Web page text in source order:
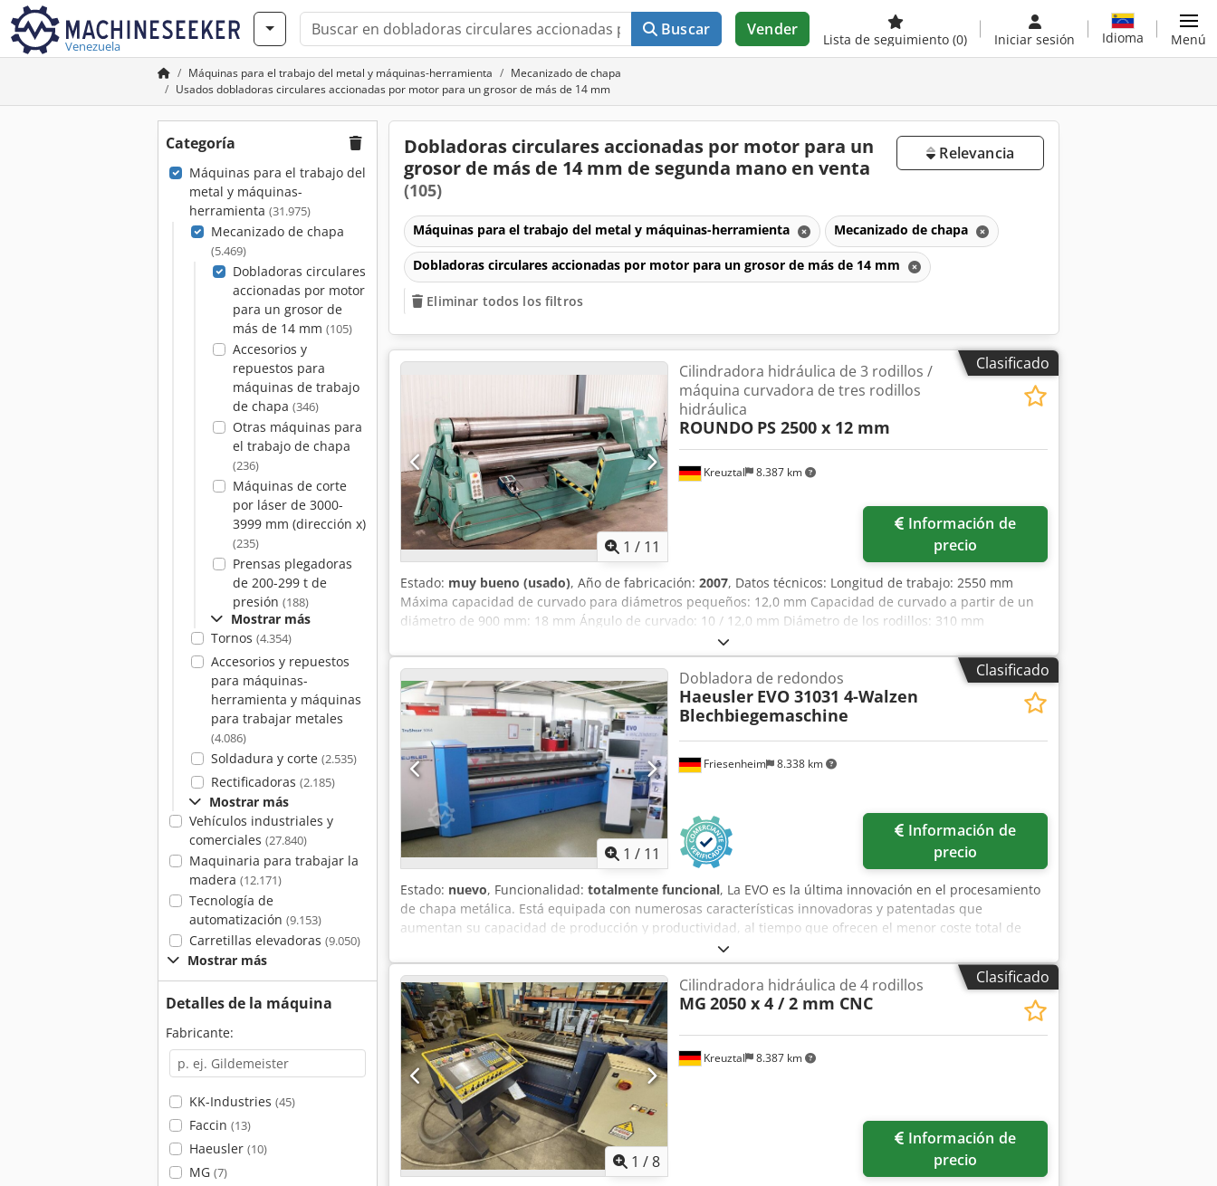
Venezuela
Buscar Vender
Lista de seguimiento (0) Iniciar sesión Idioma Menú
Máquinas para el trabajo del metal y máquinas-herramienta
Mecanizado de chapa
Usados dobladoras circulares accionadas por motor para un grosor de más de 14 mm
Categoría
Máquinas para el trabajo del
metal y máquinas-
herramienta (31.975)
Mecanizado de chapa
(5.469)
Dobladoras circulares
accionadas por motor
para un grosor de
más de 14 mm (105)
Accesorios y
repuestos para
máquinas de trabajo
de chapa (346)
Otras máquinas para
el trabajo de chapa
(236)
Máquinas de corte
por láser de 3000-
3999 mm (dirección x)
(235)
Prensas plegadoras
de 200-299 t de
presión (188)
Mostrar más
Tornos (4.354)
Accesorios y repuestos
para máquinas-
herramienta y máquinas
para trabajar metales
(4.086)
Soldadura y corte (2.535)
Rectificadoras (2.185)
Mostrar más
Vehículos industriales y
comerciales (27.840)
Maquinaria para trabajar la
madera (12.171)
Tecnología de
automatización (9.153)
Carretillas elevadoras (9.050)
Mostrar más
Detalles de la máquina
Fabricante:
KK-Industries (45)
Faccin (13)
Haeusler (10)
MG (7)
Dobladoras circulares accionadas por motor para un
grosor de más de 14 mm de segunda mano en venta
(105)
Relevancia
Máquinas para el trabajo del metal y máquinas-herramienta Mecanizado de chapa
Dobladoras circulares accionadas por motor para un grosor de más de 14 mm
Eliminar todos los filtros
Clasificado
1 / 11
Kreuztal 8.387 km
Cilindradora hidráulica de 3 rodillos /
máquina curvadora de tres rodillos
hidráulica
ROUNDO PS 2500 x 12 mm
precio
Estado: muy bueno (usado), Año de fabricación: 2007, Datos técnicos: Longitud de trabajo: 2550 mm
Máxima capacidad de curvado para diámetros pequeños: 12,0 mm Capacidad de curvado a partir de un
diámetro de 900 mm: 18 mm Ángulo de curvado: 10 / 12,0 mm Diámetro de los rodillos: 310 mm
Rodamiento basculante hidráulico Potencia de accionamiento: 11 kW Ayuda de curvado lateral Dispositivo
de sujeción de la chapa Pantalla digital Dimensiones (largo x ancho x alto): aprox. 4200 x 1500 x 1650 mm
Peso: aprox. 10 toneladas Estado: Dkjdpfxoztckie Apvjr En general, muy buen estado, con poco uso El
vendedor no se hace responsable de errores de escritura o de transmisión de datos. La máquina
presenta, en cuanto a apariencia, técnica y desgaste, características acordes a su antigüedad; las
máquinas usadas se venden sin garantía alguna.
Clasificado
1 / 11
Friesenheim 8.338 km
Dobladora de redondos
Haeusler EVO 31031 4-Walzen
Blechbiegemaschine
precio
Estado: nuevo, Funcionalidad: totalmente funcional, La EVO es la última innovación en el procesamiento
de chapa metálica. Está equipada con numerosas características innovadoras y patentadas que
aumentan su capacidad de producción y productividad, al tiempo que ofrecen el menor coste total de
propiedad. Destacan los componentes de alta calidad utilizados en esta máquina y la última versión del
sistema de control BENDtronic®, instalado de serie en todas las máquinas EVO. Disponible en stock:
HAEUSLER EVO 31031 Curvadora redonda de 4 rodillos / curvadora de rodillos Fabricante: Haeusler Tipo:
EVO 31031 Curvadora de 4 rodillos / Curvadora de rodillos Origen: Alemania / Suiza Año de construcción:
2024 Estado: NUEVA, máquina de exposición Disponibilidad: inmediata Rendimiento: Anchura de trabajo
3100 mm Dkedpfsxwmb Hjx Apver Capacidad de curvado redondo 14 mm Capacidad de curvado 12 mm
¿No encuentra la máquina adecuada? Como representante de Haeusler, podemos componer y ofrecerle la
máquina deseada según sus necesidades. No dude en ponerse en contacto con nosotros.
Clasificado
1 /8
Kreuztal 8.387 km
Cilindradora hidráulica de 4 rodillos
MG 2050 x 4 / 2 mm CNC
precio